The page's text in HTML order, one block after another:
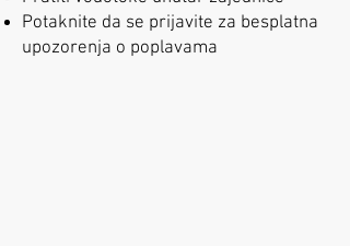
Potaknite da se prijavite za besplatna
upozorenja o poplavama